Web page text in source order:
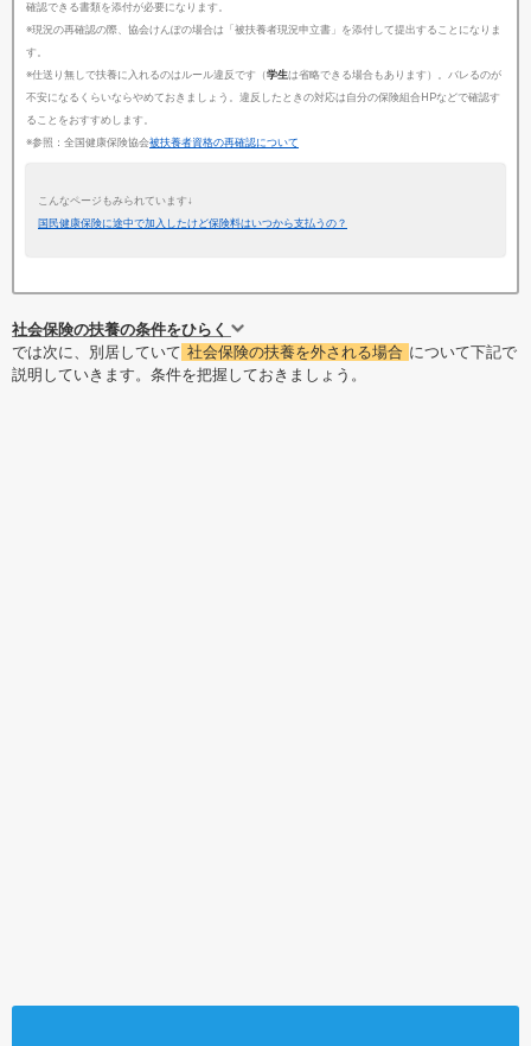
確認できる書類を添付が必要になります。
※現況の再確認の際、協会けんぽの場合は「被扶養者現況申立書」を添付して提出することになりま
す。
※仕送り無しで扶養に入れるのはルール違反です（学生は省略できる場合もあります）。バレるのが
不安になるくらいならやめておきましょう。違反したときの対応は自分の保険組合HPなどで確認す
ることをおすすめします。
※参照：全国健康保険協会被扶養者資格の再確認について
こんなページもみられています↓
国民健康保険に途中で加入したけど保険料はいつから支払うの？
社会保険の扶養の条件をひらく
では次に、別居していて 社会保険の扶養を外される場合 について下記で
説明していきます。条件を把握しておきましょう。